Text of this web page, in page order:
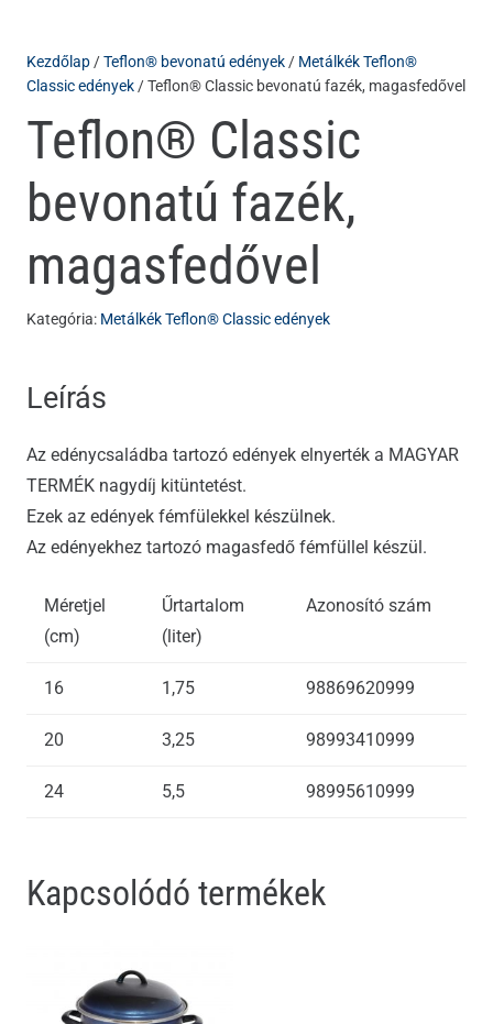
Kezdőlap/Teflon® bevonatú edények/ Metálkék Teflon®
Classic edények/ Teflon® Classic bevonatú fazék, magasfedővel
Teflon® Classic
bevonatú fazék,
magasfedővel
Kategória: Metálkék Teflon® Classic edények
Leírás
Az edénycsaládba tartozó edények elnyerték a MAGYAR
TERMÉK nagydíj kitüntetést.
Ezek az edények fémfülekkel készülnek.
Az edényekhez tartozó magasfedő fémfüllel készül.
Méretjel
(cm)
Űrtartalom
(liter)
Azonosító szám
16 1,75 98869620999
20 3,25 98993410999
24 5,5 98995610999
Kapcsolódó termékek